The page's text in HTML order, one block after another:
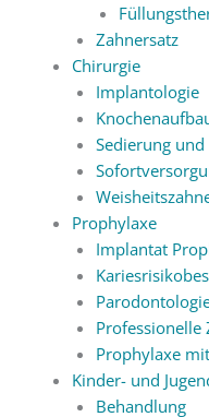
Zahnersatz
Chirurgie
Implantologie
Sedierung und
Prophylaxe
Implantat
Professionelle
Prophylaxe
Kinder- und
Behandlung